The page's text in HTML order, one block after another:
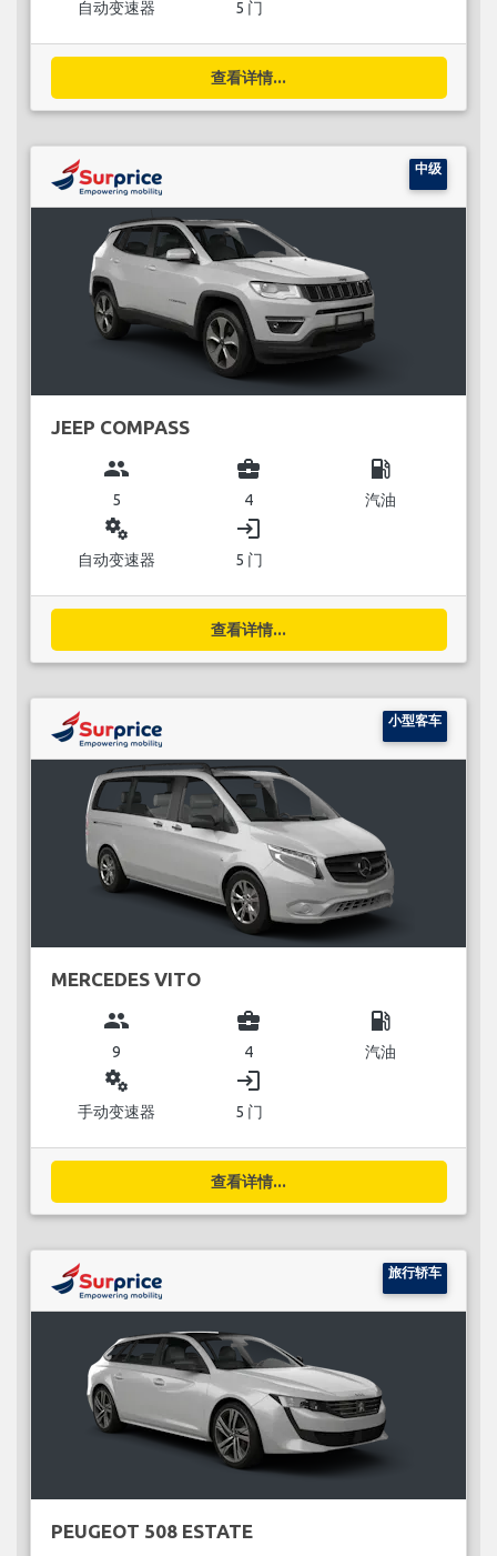
自动变速器 5 门
查看详情...
中级
JEEP COMPASS
group
5
business_center
4
local_gas_station
汽油
miscellaneous_services
自动变速器
login
5 门
查看详情...
小型客车
MERCEDES VITO
group
9
business_center
4
local_gas_station
汽油
miscellaneous_services
手动变速器
login
5 门
查看详情...
旅行轿车
PEUGEOT 508 ESTATE